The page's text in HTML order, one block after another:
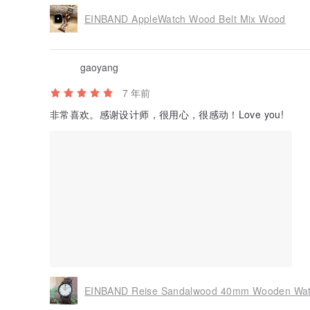
EINBAND AppleWatch Wood Belt Mix Wood
gaoyang
7 年前
非常喜欢。感谢设计师，很用心，很感动！Love you!
EINBAND Reise Sandalwood 40mm Wooden